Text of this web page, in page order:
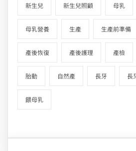
新生兒 新生兒照顧 母乳
母乳營養 生產 生產前準備
產後恢復 產後護理 產檢
胎動 自然產 長牙 長
餵母乳